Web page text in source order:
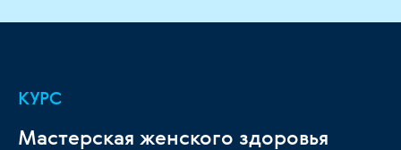
КУРС
Мастерская женского здоровья